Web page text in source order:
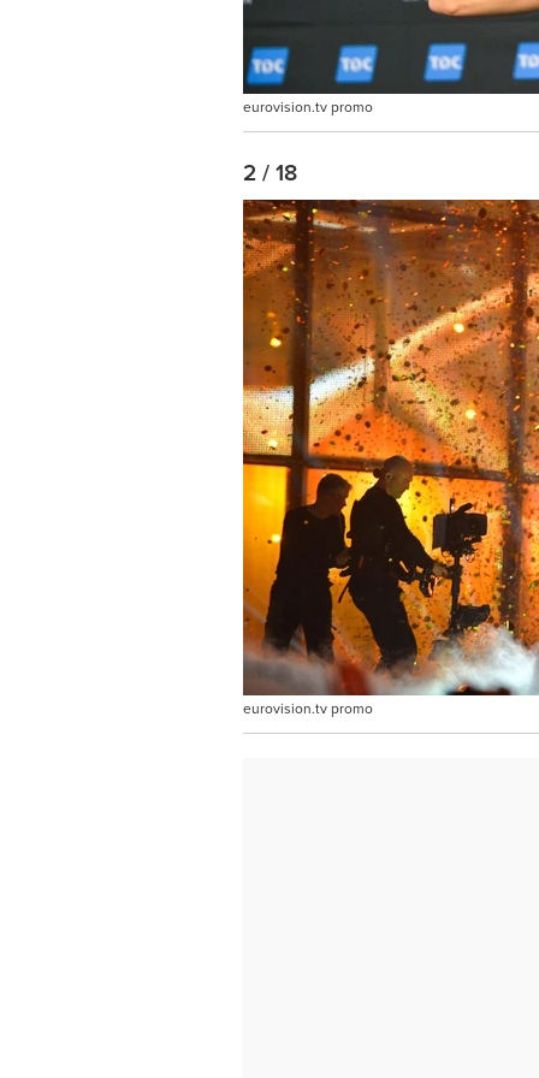
eurovision.tv promo
2 / 18
eurovision.tv promo